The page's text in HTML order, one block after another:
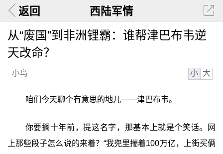
返回 西陆军情
从“废国”到非洲锂霸：谁帮津巴布韦逆
天改命？
小鸟 小 大
咱们今天聊个有意思的地儿——津巴布韦。
你要搁十年前，提这名字，那基本上就是个笑话。网
上那些段子怎么说的来着？“我兜里揣着100万亿，上街买俩